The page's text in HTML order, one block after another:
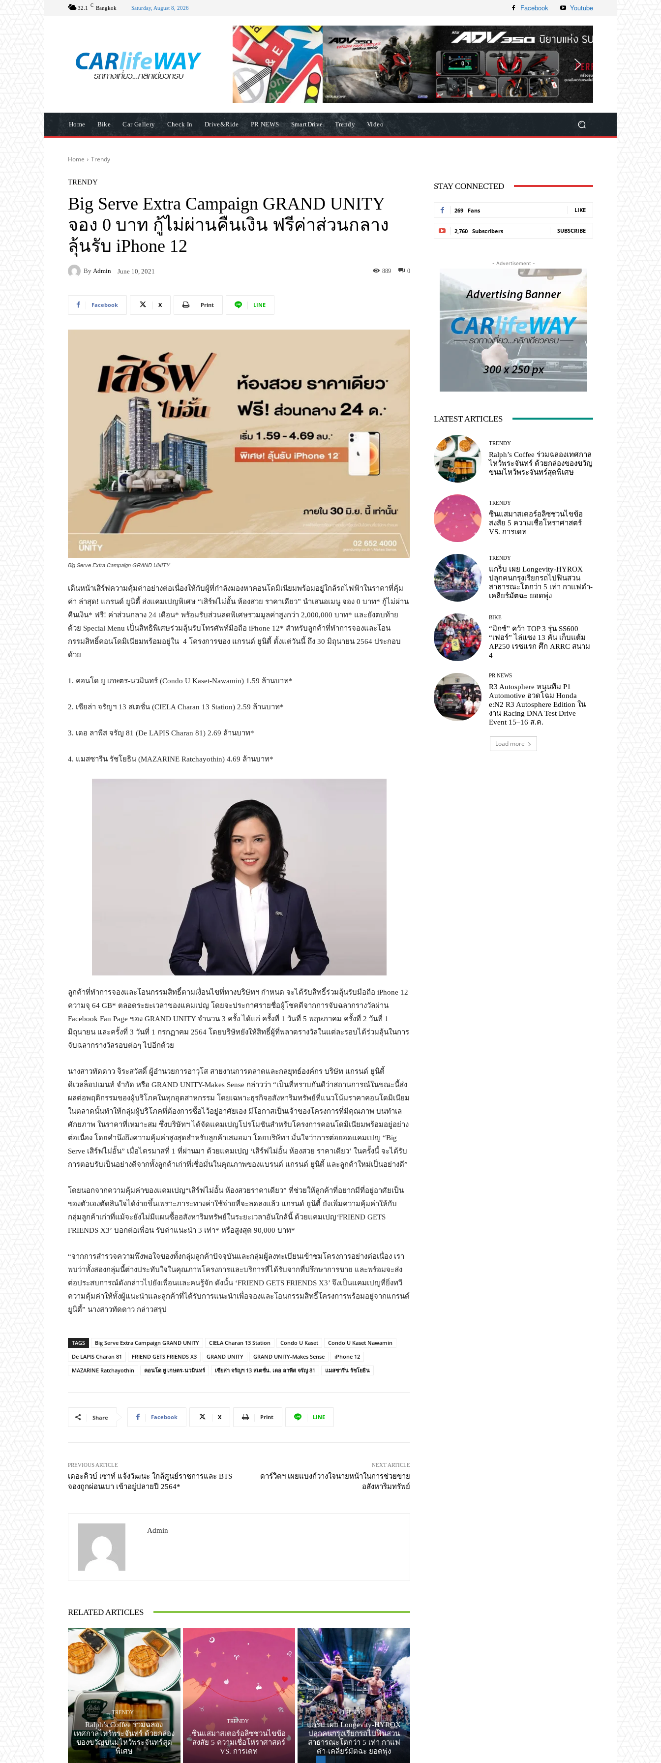
32.1 C Bangkok Saturday, August 8, 2026 Facebook Youtube
Home Bike Car Gallery Check In Drive&Ride PR NEWS SmartDrive Trendy Video
Home Trendy
TRENDY
Big Serve Extra Campaign GRAND UNITY
จอง 0 บาท กู้ไม่ผ่านคืนเงิน ฟรีค่าส่วนกลาง
ลุ้นรับ iPhone 12
By Admin June 10, 2021 0
889
Facebook X Print LINE
Big Serve Extra Campaign GRAND UNITY
เดินหน้าเสิร์ฟความคุ้มค่าอย่างต่อเนื่องให้กับผู้ที่กำลังมองหาคอนโดมิเนียมพร้อมอยู่ใกล้รถไฟฟ้าในราคาที่คุ้ม
ค่า ล่าสุด! แกรนด์ ยูนิตี้ ส่งแคมเปญพิเศษ “เสิร์ฟไม่อั้น ห้องสวย ราคาเดียว” นำเสนอเมนู จอง 0 บาท* กู้ไม่ผ่าน
คืนเงิน* ฟรี! ค่าส่วนกลาง 24 เดือน* พร้อมรับส่วนลดพิเศษรวมมูลค่าสูงกว่า 2,000,000 บาท* และยังตบท้าย
ด้วย Special Menu เป็นสิทธิพิเศษร่วมลุ้นรับโทรศัพท์มือถือ iPhone 12* สำหรับลูกค้าที่ทำการจองและโอน
กรรมสิทธิ์คอนโดมิเนียมพร้อมอยู่ใน 4 โครงการของ แกรนด์ ยูนิตี้ ตั้งแต่วันนี้ ถึง 30 มิถุนายน 2564 ประกอบ
ด้วย
1. คอนโด ยู เกษตร-นวมินทร์ (Condo U Kaset-Nawamin) 1.59 ล้านบาท*
2. เซียล่า จรัญฯ 13 สเตชั่น (CIELA Charan 13 Station) 2.59 ล้านบาท*
3. เดอ ลาพีส จรัญ 81 (De LAPIS Charan 81) 2.69 ล้านบาท*
4. แมสซารีน รัชโยธิน (MAZARINE Ratchayothin) 4.69 ล้านบาท*
ลูกค้าที่ทำการจองและโอนกรรมสิทธิ์ตามเงื่อนไขที่ทางบริษัทฯ กำหนด จะได้รับสิทธิ์ร่วมลุ้นรับมือถือ iPhone 12
ความจุ 64 GB* ตลอดระยะเวลาของแคมเปญ โดยจะประกาศรายชื่อผู้โชคดีจากการจับฉลากรางวัลผ่าน
Facebook Fan Page ของ GRAND UNITY จำนวน 3 ครั้ง ได้แก่ ครั้งที่ 1 วันที่ 5 พฤษภาคม ครั้งที่ 2 วันที่ 1
มิถุนายน และครั้งที่ 3 วันที่ 1 กรกฏาคม 2564 โดยบริษัทยังให้สิทธิ์ผู้ที่พลาดรางวัลในแต่ละรอบได้ร่วมลุ้นในการ
จับฉลากรางวัลรอบต่อๆ ไปอีกด้วย
นางสาวทัดดาว จิระสวัสดิ์ ผู้อำนวยการอาวุโส สายงานการตลาดและกลยุทธ์องค์กร บริษัท แกรนด์ ยูนิตี้
ดิเวลล็อปเมนท์ จำกัด หรือ GRAND UNITY-Makes Sense กล่าวว่า “เป็นที่ทราบกันดีว่าสถานการณ์ในขณะนี้ส่ง
ผลต่อพฤติกรรมของผู้บริโภคในทุกอุตสาหกรรม โดยเฉพาะธุรกิจอสังหาริมทรัพย์ที่แนวโน้มราคาคอนโดมิเนียม
ในตลาดนั้นทำให้กลุ่มผู้บริโภคที่ต้องการซื้อไว้อยู่อาศัยเอง มีโอกาสเป็นเจ้าของโครงการที่มีคุณภาพ บนทำเล
ศักยภาพ ในราคาที่เหมาะสม ซึ่งบริษัทฯ ได้จัดแคมเปญโปรโมชันสำหรับโครงการคอนโดมิเนียมพร้อมอยู่อย่าง
ต่อเนื่อง โดยคำนึงถึงความคุ้มค่าสูงสุดสำหรับลูกค้าเสมอมา โดยบริษัทฯ มั่นใจว่าการต่อยอดแคมเปญ “Big
Serve เสิร์ฟไม่อั้น” เมื่อไตรมาสที่ 1 ที่ผ่านมา ด้วยแคมเปญ ‘เสิร์ฟไม่อั้น ห้องสวย ราคาเดียว’ ในครั้งนี้ จะได้รับ
การตอบรับเป็นอย่างดีจากทั้งลูกค้าเก่าที่เชื่อมั่นในคุณภาพของแบรนด์ แกรนด์ ยูนิตี้ และลูกค้าใหม่เป็นอย่างดี”
โดยนอกจากความคุ้มค่าของแคมเปญ“เสิร์ฟไม่อั้น ห้องสวยราคาเดียว” ที่ช่วยให้ลูกค้าที่อยากมีที่อยู่อาศัยเป็น
ของตัวเองตัดสินใจได้ง่ายขึ้นเพราะภาระทางค่าใช้จ่ายที่จะลดลงแล้ว แกรนด์ ยูนิตี้ ยังเพิ่มความคุ้มค่าให้กับ
กลุ่มลูกค้าเก่าที่แม้จะยังไม่มีแผนซื้ออสังหาริมทรัพย์ในระยะเวลาอันใกล้นี้ ด้วยแคมเปญ‘FRIEND GETS
FRIENDS X3’ บอกต่อเพื่อน รับค่าแนะนำ 3 เท่า* หรือสูงสุด 90,000 บาท*
“จากการสำรวจความพึงพอใจของทั้งกลุ่มลูกค้าปัจจุบันและกลุ่มผู้ลงทะเบียนเข้าชมโครงการอย่างต่อเนื่อง เรา
พบว่าทั้งสองกลุ่มนี้ต่างประทับใจในคุณภาพโครงการและบริการที่ได้รับจากที่ปรึกษาการขาย และพร้อมจะส่ง
ต่อประสบการณ์ดังกล่าวไปยังเพื่อนและคนรู้จัก ดังนั้น ‘FRIEND GETS FRIENDS X3’ จึงเป็นแคมเปญที่ยิ่งทวี
ความคุ้มค่าให้ทั้งผู้แนะนำและลูกค้าที่ได้รับการแนะนำเพื่อจองและโอนกรรมสิทธิ์โครงการพร้อมอยู่จากแกรนด์
ยูนิตี้” นางสาวทัดดาว กล่าวสรุป
TAGS Big Serve Extra Campaign GRAND UNITY CIELA Charan 13 Station Condo U Kaset
Condo U Kaset Nawamin
De LAPIS Charan 81
FRIEND GETS FRIENDS X3 GRAND UNITY GRAND UNITY-Makes Sense
iPhone 12
MAZARINE Ratchayothin
คอนโด ยู เกษตร-นวมินทร์ เซียล่า จรัญฯ 13 สเตชั่น. เดอ ลาพีส จรัญ 81 แมสซารีน รัชโยธิน
Share Facebook X Print LINE
PREVIOUS ARTICLE
เดอะคิวบ์ เซาท์ แจ้งวัฒนะ ใกล้ศูนย์ราชการและ BTS
จองถูกผ่อนเบา เข้าอยู่ปลายปี 2564*
NEXT ARTICLE
ดาร์วิดฯ เผยแบงก์วางใจนายหน้าในการช่วยขาย
อสังหาริมทรัพย์
Admin
RELATED ARTICLES
TRENDY
Ralph’s Coffee ร่วมฉลอง
เทศกาลไหว้พระจันทร์ ด้วยกล่อง
ของขวัญขนมไหว้พระจันทร์สุด
พิเศษ
TRENDY
ซินแสมาสเตอร์อลิซชวนไขข้อ
สงสัย 5 ความเชื่อโหราศาสตร์
VS. การเดท
TRENDY
แกร็บ เผย Longevity-HYROX
ปลุกคนกรุงเรียกรถไปฟินสวน
สาธารณะโตกว่า 5 เท่า กาแฟ
ดำ-เคลียร์มัตฉะ ยอดพุ่ง
STAY CONNECTED
269 Fans LIKE
2,760 Subscribers SUBSCRIBE
- Advertisement -
LATEST ARTICLES
TRENDY
Ralph’s Coffee ร่วมฉลองเทศกาล
ไหว้พระจันทร์ ด้วยกล่องของขวัญ
ขนมไหว้พระจันทร์สุดพิเศษ
TRENDY
ซินแสมาสเตอร์อลิซชวนไขข้อ
สงสัย 5 ความเชื่อโหราศาสตร์
VS. การเดท
TRENDY
แกร็บ เผย Longevity-HYROX
ปลุกคนกรุงเรียกรถไปฟินสวน
สาธารณะโตกว่า 5 เท่า กาแฟดำ-
เคลียร์มัตฉะ ยอดพุ่ง
BIKE
“มิกซ์” คว้า TOP 3 รุ่น SS600
“เฟอร์” ไล่แซง 13 คัน เก็บแต้ม
AP250 เรซแรก ศึก ARRC สนาม
4
PR NEWS
R3 Autosphere หนุนทีม P1
Automotive อวดโฉม Honda
e:N2 R3 Autosphere Edition ใน
งาน Racing DNA Test Drive
Event 15–16 ส.ค.
Load more